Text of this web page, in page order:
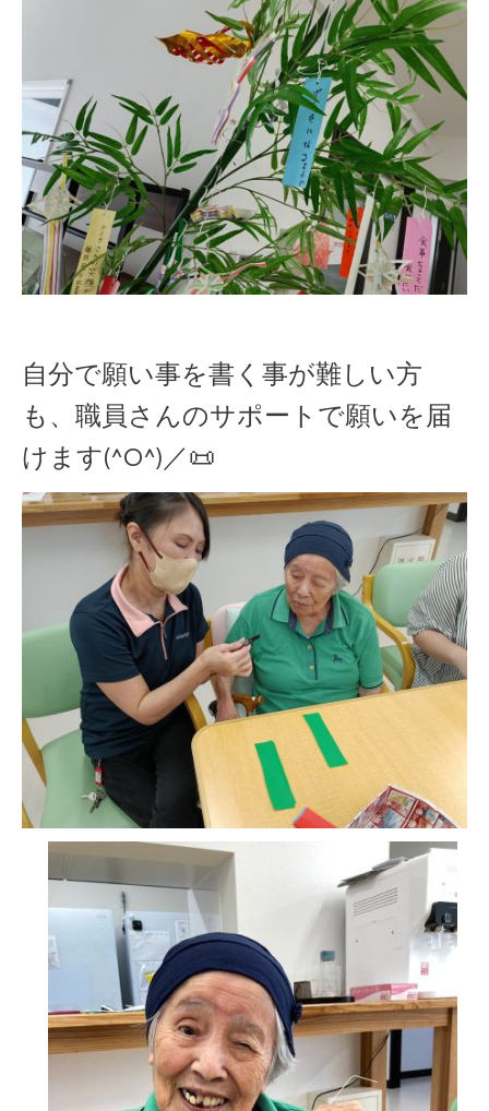
自分で願い事を書く事が難しい方
も、職員さんのサポートで願いを届
けます(^O^)／📜